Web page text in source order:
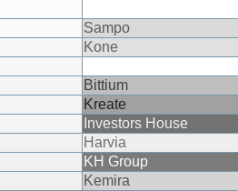
Sampo
Kone
Bittium
Kreate
Investors House
Harvia
KH Group
Kemira